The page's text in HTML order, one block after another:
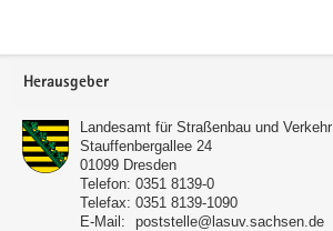
Footer-
Herausgeber
Landesamt für Straßenbau und Verkehr
Stauffenbergallee 24
01099 Dresden
Telefon: 0351 8139-0
Telefax: 0351 8139-1090
E-Mail:
poststelle@lasuv.sachsen.de